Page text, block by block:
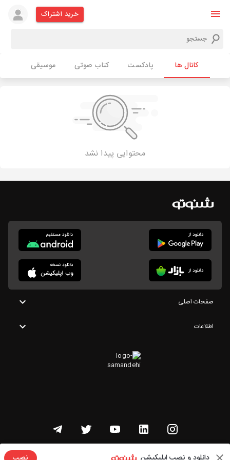
خرید اشتراک
کانال ها پادکست کتاب صوتی موسیقی
محتوایی پیدا نشد
صفحات اصلی
اطلاعات
تمامی حقوق این وبسایت متعلق به شنوتو است